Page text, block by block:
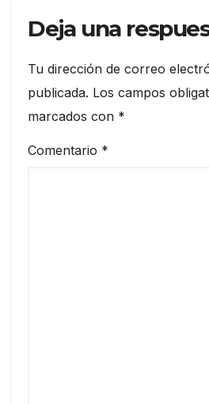
Deja una
Tu dirección de correo
publicada. Los campos
marcados con *
Comentario *